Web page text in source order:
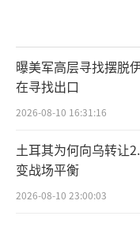
曝美军高层寻找摆脱
在寻找出口
2026-08-10 16:31:16
土耳其为何向乌转让
变战场平衡
2026-08-10 23:00:03